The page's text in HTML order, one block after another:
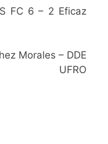
FC 6 – 2 Eficaz
Morales – DDE
UFRO